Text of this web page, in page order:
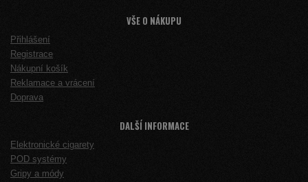
VŠE O NÁKUPU
Přihlášení
Registrace
Nákupní košík
Reklamace a vrácení
Doprava
DALŠÍ INFORMACE
Elektronické cigarety
POD systémy
Gripy a módy